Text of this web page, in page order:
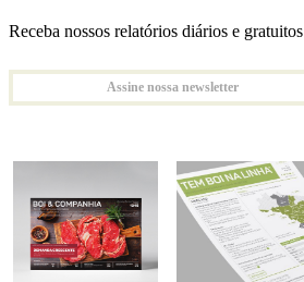
Receba nossos relatórios diários e gratuitos
Assine nossa newsletter